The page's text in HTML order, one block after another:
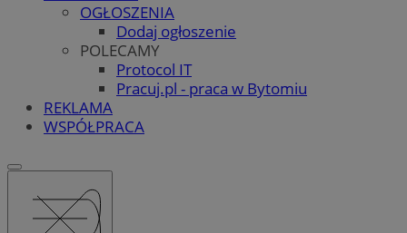
OGŁOSZENIA
Dodaj ogłoszenie
POLECAMY
Protocol IT
Pracuj.pl - praca w Bytomiu
REKLAMA
WSPÓŁPRACA